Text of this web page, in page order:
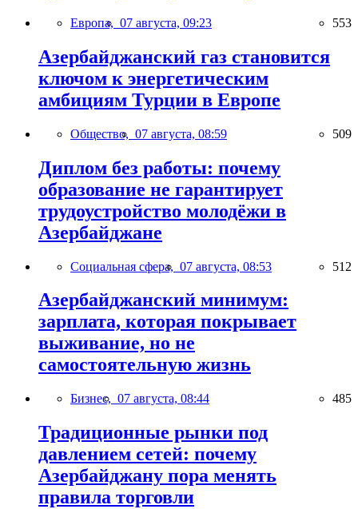
Европа, 07 августа, 09:23 553
Азербайджанский газ становится
ключом к энергетическим
амбициям Турции в Европе
Общество, 07 августа, 08:59 509
Диплом без работы: почему
образование не гарантирует
трудоустройство молодёжи в
Азербайджане
Социальная сфера, 07 августа, 08:53 512
Азербайджанский минимум:
зарплата, которая покрывает
выживание, но не
самостоятельную жизнь
Бизнес, 07 августа, 08:44 485
Традиционные рынки под
давлением сетей: почему
Азербайджану пора менять
правила торговли